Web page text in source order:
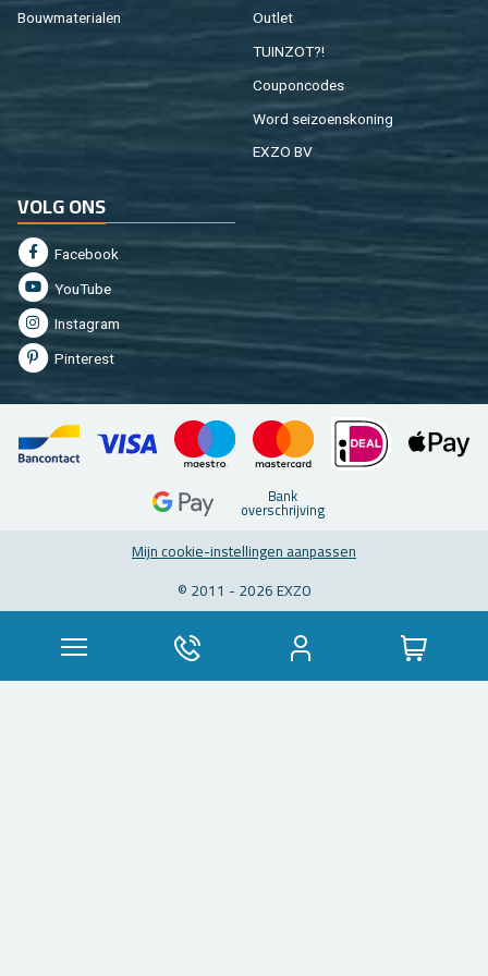
Bouw­ma­te­ri­a­len
Out­let
TUIN­ZOT?!
Cou­pon­co­des
Word sei­zoens­ko­ning
EXZO BV
VOLG ONS
Fa­cebook
You­Tu­be
In­st­agram
Pin­te­rest
Bank
over­schrij­ving
Mijn coo­kie-in­stel­lin­gen aan­pas­sen
© 2011 - 2026 EXZO